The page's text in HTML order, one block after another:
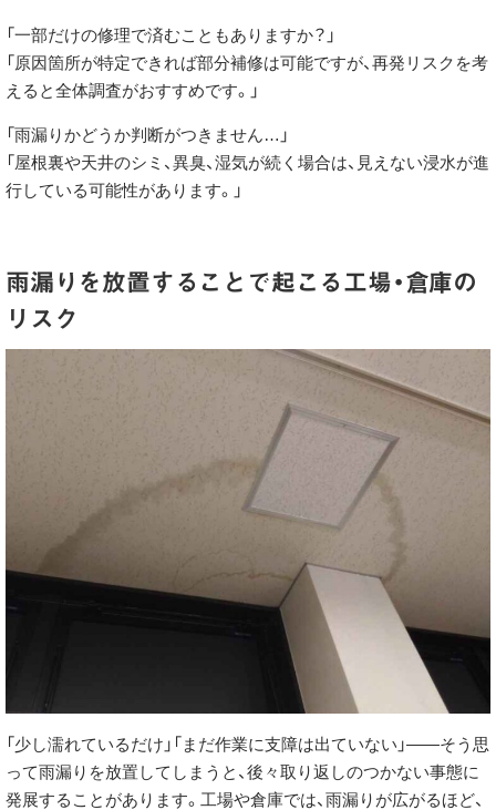
「一部だけの修理で済むこともありますか？」
「原因箇所が特定できれば部分補修は可能ですが、再発リスクを考
えると全体調査がおすすめです。」
「雨漏りかどうか判断がつきません…」
「屋根裏や天井のシミ、異臭、湿気が続く場合は、見えない浸水が進
行している可能性があります。」
雨漏りを放置することで起こる工場・倉庫の
リスク
「少し濡れているだけ」「まだ作業に支障は出ていない」——そう思
って雨漏りを放置してしまうと、後々取り返しのつかない事態に
発展することがあります。工場や倉庫では、雨漏りが広がるほど、